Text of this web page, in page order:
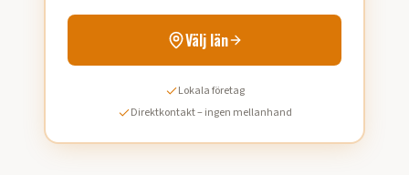
Välj län
Lokala företag
Direktkontakt – ingen mellanhand